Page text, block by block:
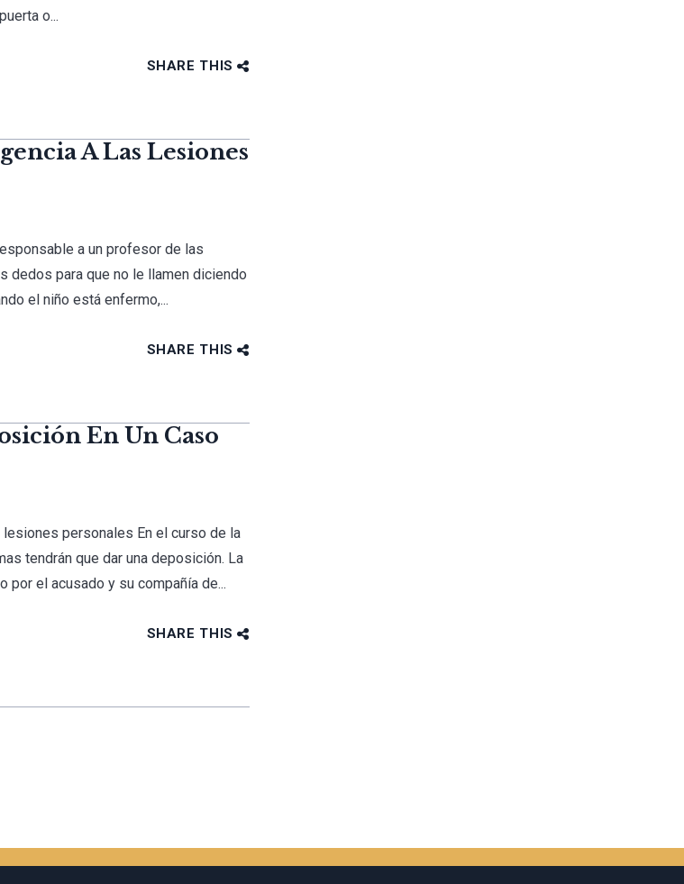
o...
SHARE THIS
A Las Lesiones
a un profesor de las
dedos para que no le llamen diciendo
el niño está enfermo,...
SHARE THIS
En Un Caso
personales En el curso de la
tendrán que dar una deposición. La
el acusado y su compañía de...
SHARE THIS